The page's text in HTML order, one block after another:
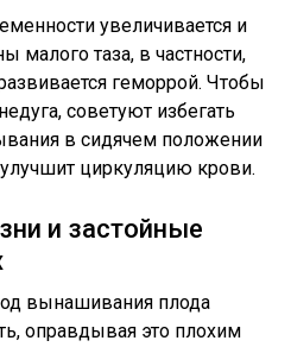
увеличивается и
малого таза, в частности,
геморрой. Чтобы
советуют избегать
в сидячем положении
циркуляцию крови.
и застойные
вынашивания плода
оправдывая это плохим